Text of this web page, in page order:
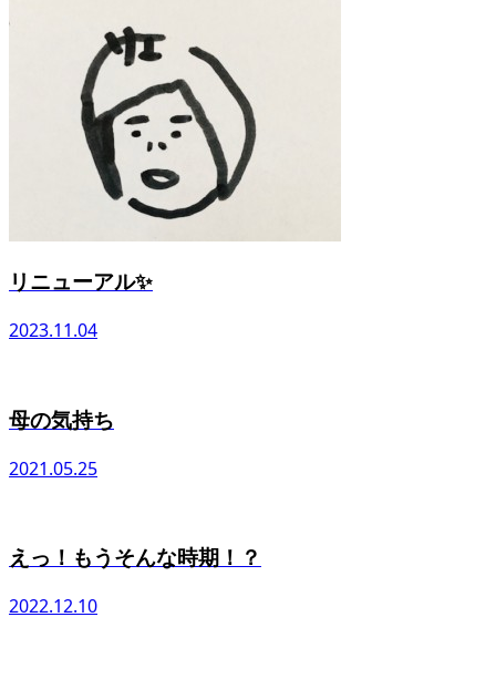
リニューアル✨
2023.11.04
母の気持ち
2021.05.25
えっ！もうそんな時期！？
2022.12.10